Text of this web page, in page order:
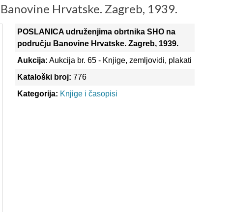
Hrvatske. Zagreb, 1939.
POSLANICA udruženjima obrtnika SHO na
području Banovine Hrvatske. Zagreb, 1939.
Aukcija: Aukcija br. 65 - Knjige, zemljovidi, plakati
Kataloški broj: 776
Kategorija: Knjige i časopisi